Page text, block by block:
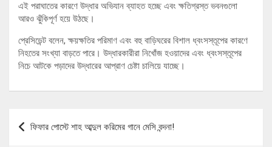
এই পরাঘাতের কারণে উদ্ধার অভিযান ব্যাহত হচ্ছে এবং ক্ষতিগ্রস্ত ভবনগুলো
আরও ঝুঁকিপূর্ণ হয়ে উঠছে।
প্রেসিডেন্ট বলেন, ক্ষয়ক্ষতির পরিমাণ এবং বহু বাড়িঘরের বিশাল ধ্বংসস্তূপের কারণে
নিহতের সংখ্যা বাড়তে পারে। উদ্ধারকারীরা নিখোঁজ হওয়াদের এবং ধ্বংসস্তূপের
নিচে আটকে পড়াদের উদ্ধারের আপ্রাণ চেষ্টা চালিয়ে যাচ্ছে।
Post
navigation
ফিফার পোস্টে শাহ আব্দুল করিমের গানে মেসি বন্দনা!